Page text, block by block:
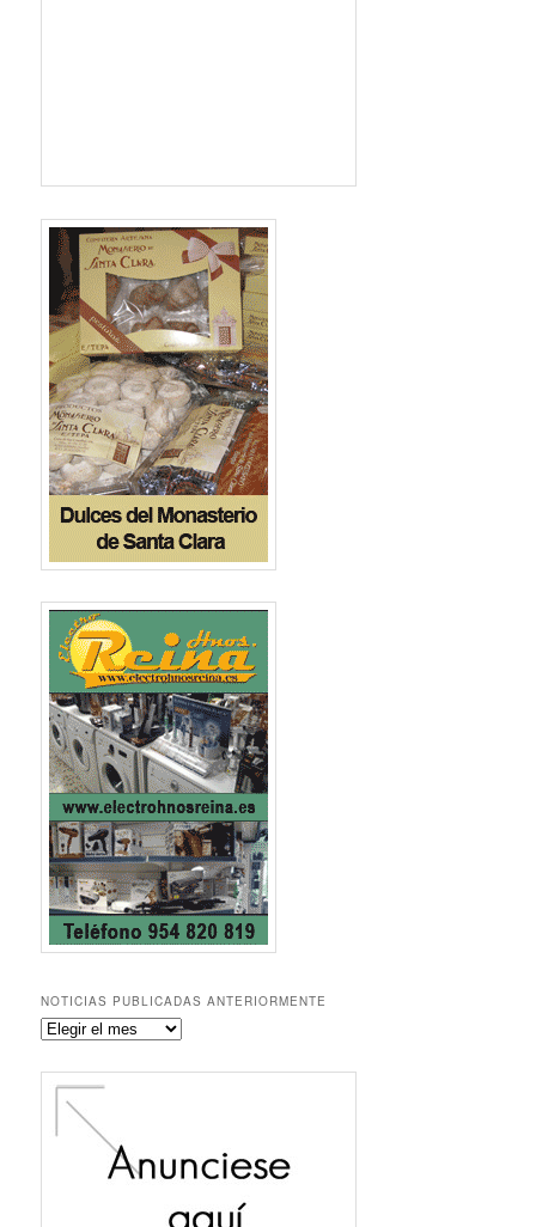
NOTICIAS PUBLICADAS ANTERIORMENTE
Noticias
anteriormente